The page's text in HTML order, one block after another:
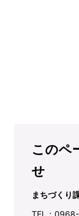
このペ
せ
まちづくり
TEL：